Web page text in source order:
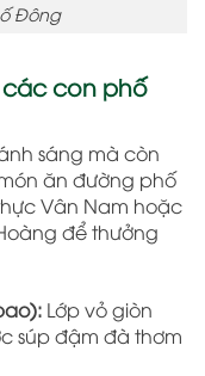
Đông
con phố
sáng mà còn
ăn đường phố
Vân Nam hoặc
để thưởng
Lớp vỏ giòn
súp đậm đà thơm